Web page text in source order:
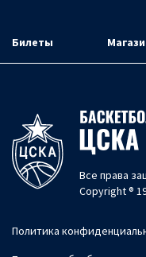
Билеты
Все права
Copyright ®
Политика